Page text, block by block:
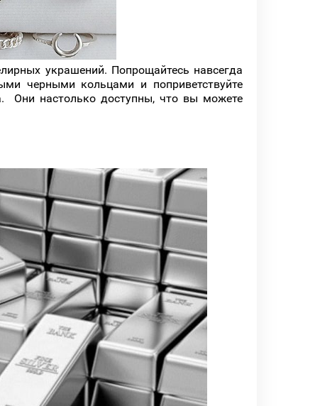
украшений. Попрощайтесь навсегда
черными кольцами и поприветствуйте
Они настолько доступны, что вы можете